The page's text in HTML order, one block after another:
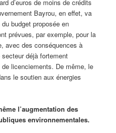
d’euros de moins de crédits
Bayrou, en effet, va
budget proposée en
prévues, par exemple, pour la
avec des conséquences à
déjà fortement
licenciements. De même, le
le soutien aux énergies
l’augmentation des
environnementales.